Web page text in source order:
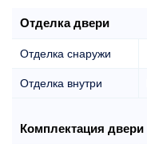
Отделка двери
Отделка снаружи
Отделка внутри
Комплектация двери